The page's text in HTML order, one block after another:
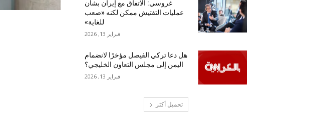
غروسي: الاتفاق مع إيران بشأن
عمليات التفتيش ممكن لكنه «صعب
للغاية»
فبراير 13, 2026
هل دعا تركي الفيصل مؤخرًا لانضمام
اليمن إلى مجلس التعاون الخليجي؟
فبراير 13, 2026
تحميل أكثر